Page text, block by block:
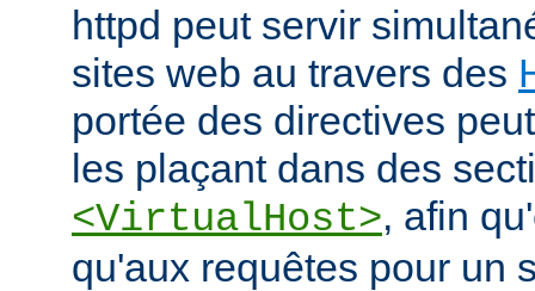
httpd peut servir
sites web au travers des
portée des directives
les plaçant dans des
<VirtualHost>, afin
qu'aux requêtes pour un